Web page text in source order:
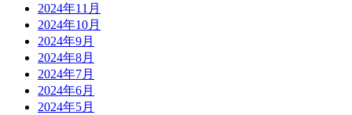
2024年11月
2024年10月
2024年9月
2024年8月
2024年7月
2024年6月
2024年5月